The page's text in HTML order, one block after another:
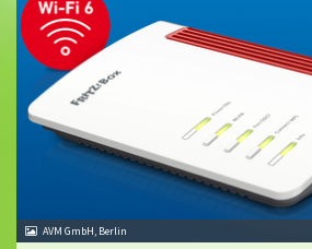
AVM GmbH, Berlin